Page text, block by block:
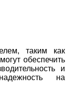
таким как
обеспечить
и
на